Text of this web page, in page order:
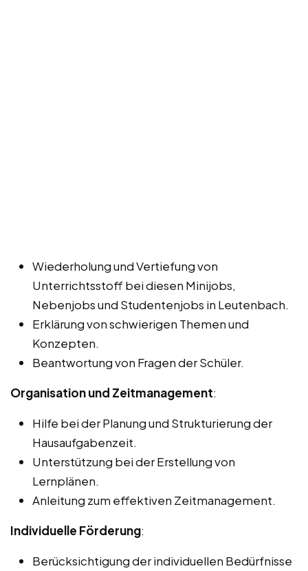
Wiederholung und Vertiefung von
Unterrichtsstoff bei diesen Minijobs,
Nebenjobs und Studentenjobs in Leutenbach.
Erklärung von schwierigen Themen und
Konzepten.
Beantwortung von Fragen der Schüler.
Organisation und Zeitmanagement:
Hilfe bei der Planung und Strukturierung der
Hausaufgabenzeit.
Unterstützung bei der Erstellung von
Lernplänen.
Anleitung zum effektiven Zeitmanagement.
Individuelle Förderung:
Berücksichtigung der individuellen Bedürfnisse